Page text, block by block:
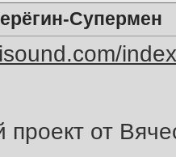
Супермен
проект от